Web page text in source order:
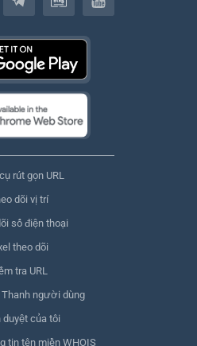
rút gọn URL
dõi vị trí
số điện thoại
theo dõi
tra URL
người dùng
duyệt của tôi
tin tên miền WHOIS